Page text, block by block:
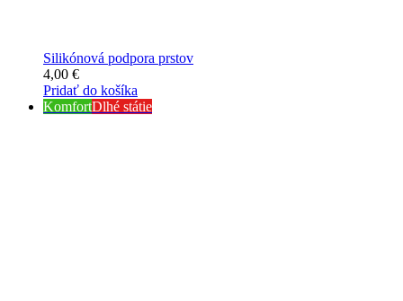
Silikónová podpora prstov
4,00 €
Pridať do košíka
KomfortDlhé státie